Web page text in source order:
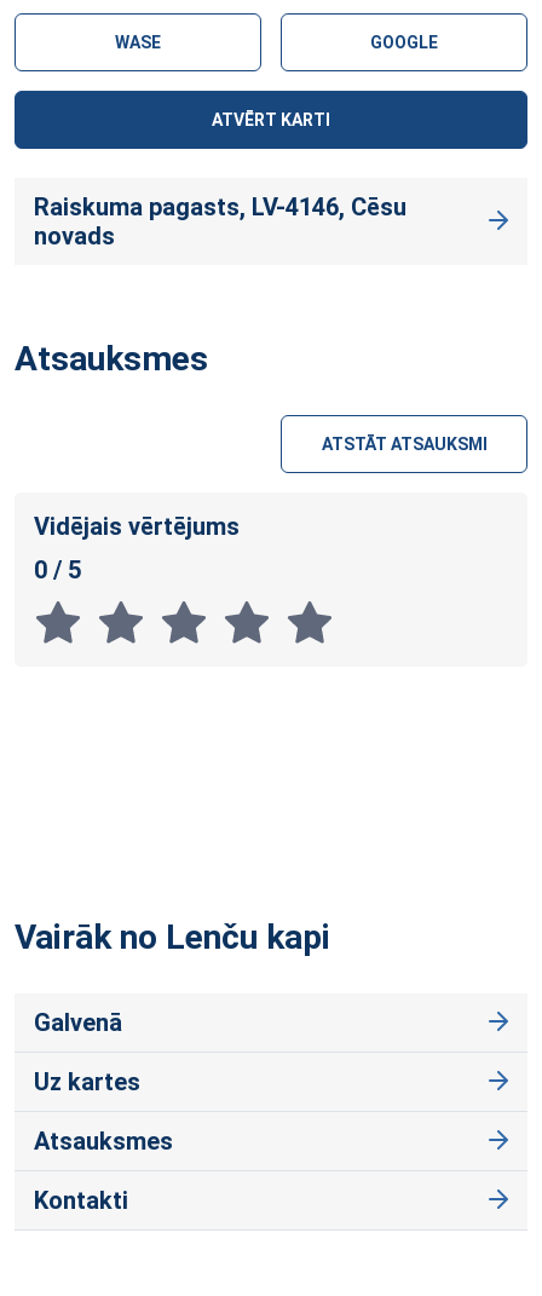
WASE GOOGLE
ATVĒRT KARTI
Raiskuma pagasts, LV-4146, Cēsu
novads
Atsauksmes
ATSTĀT ATSAUKSMI
Vidējais vērtējums
0 / 5
Vairāk no Lenču kapi
Galvenā
Uz kartes
Atsauksmes
Kontakti